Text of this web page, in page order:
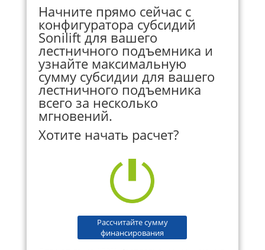
Начните прямо сейчас с
конфигуратора субсидий
Sonilift для вашего
лестничного подъемника и
узнайте максимальную
сумму субсидии для вашего
лестничного подъемника
всего за несколько
мгновений.
Хотите начать расчет?
Рассчитайте сумму
финансирования